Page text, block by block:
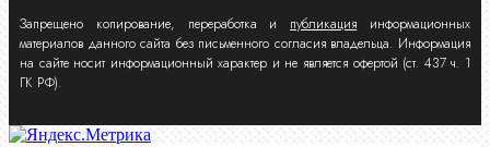
Запрещено копирование, переработка и публикация информационных
материалов данного сайта без письменного согласия владельца. Информация
на сайте носит информационный характер и не является офертой (ст. 437 ч. 1
ГК РФ).